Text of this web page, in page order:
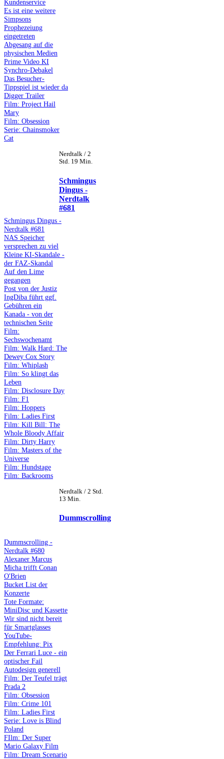
Kundenservice
Es ist eine weitere
Simpsons
Prophezeiung
eingetreten
Abgesang auf die
physischen Medien
Prime Video KI
Synchro-Debakel
Das Besucher-
Tippspiel ist wieder da
Digger Trailer
Film: Project Hail
Mary
Film: Obsession
Serie: Chainsmoker
Cat
Nerdtalk / 2
Std. 19 Min.
Schmingus
Dingus -
Nerdtalk
#681
Schmingus Dingus -
Nerdtalk #681
NAS Speicher
versprechen zu viel
Kleine KI-Skandale -
der FAZ-Skandal
Auf den Lime
gegangen
Post von der Justiz
IngDiba führt ggf.
Gebühren ein
Kanada - von der
technischen Seite
Film:
Sechswochenamt
Film: Walk Hard: The
Dewey Cox Story
Film: Whiplash
Film: So klingt das
Leben
Film: Disclosure Day
Film: F1
Film: Hoppers
Film: Ladies First
Film: Kill Bill: The
Whole Bloody Affair
Film: Dirty Harry
Film: Masters of the
Universe
Film: Hundstage
Film: Backrooms
Nerdtalk / 2 Std.
13 Min.
Dummscrolling
Dummscrolling -
Nerdtalk #680
Alexaner Marcus
Micha trifft Conan
O'Brien
Bucket List der
Konzerte
Tote Formate:
MiniDisc und Kassette
Wir sind nicht bereit
für Smartglasses
YouTube-
Empfehlung: Pix
Der Ferrari Luce - ein
optischer Fail
Autodesign generell
Film: Der Teufel trägt
Prada 2
Film: Obsession
Film: Crime 101
Film: Ladies First
Serie: Love is Blind
Poland
FIlm: Der Super
Mario Galaxy Film
Film: Dream Scenario